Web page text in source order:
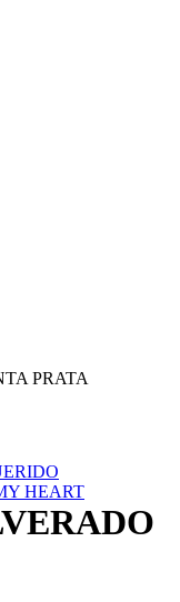
PRATA
HEART